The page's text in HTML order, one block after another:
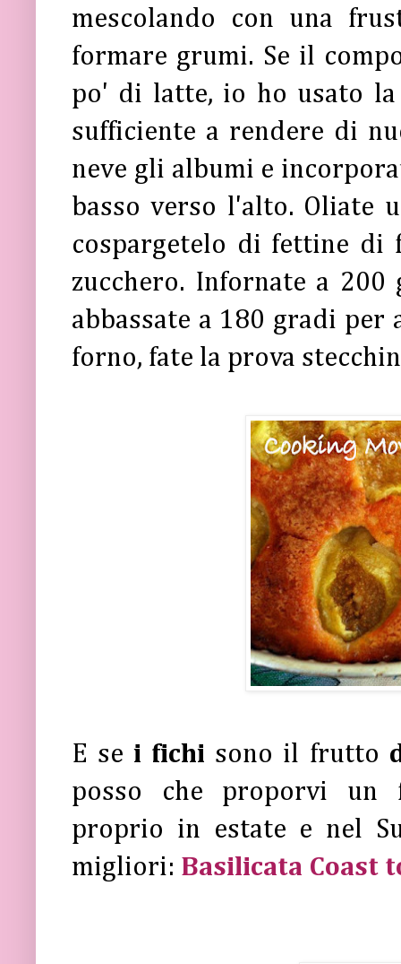
mescolando con una
formare grumi. Se il
po' di latte, io ho usato
sufficiente a rendere di
neve gli albumi e
basso verso l'alto. Oliate
cospargetelo di fettine di
zucchero. Infornate a
abbassate a 180 gradi
forno, fate la prova
E sei fichi sono il frutto
posso che proporvi un
proprio in estate e nel
migliori: Basilicata Coast